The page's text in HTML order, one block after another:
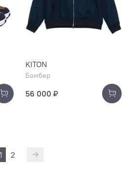
KITON
Бомбер
56 000 ₽
1 2